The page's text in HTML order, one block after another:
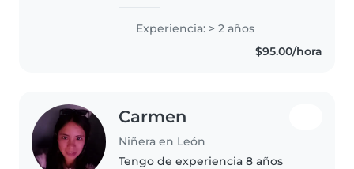
niños en edad preescolar y en
edad de guardería. Me encanta
leer, hacer manualidades y jugar
Experiencia: > 2 años
$95.00/hora
Carmen
Niñera en León
Tengo de experiencia 8 años